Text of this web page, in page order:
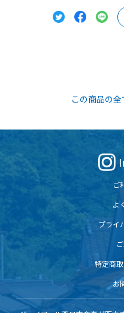
この商品の
ご
よ
プライ
特定商
お